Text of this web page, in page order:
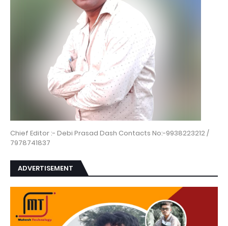
Chief Editor :- Debi Prasad Dash Contacts No:-9938223212 /
7978741837
ADVERTISEMENT